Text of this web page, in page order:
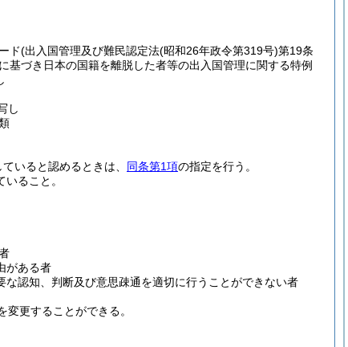
ド(出入国管理及び難民認定法(昭和26年政令第319号)第19条
基づき日本の国籍を離脱した者等の出入国管理に関する特例
し
いると認めるときは、 同条第1項の指定を行う。
ること。
がある者
認知、判断及び意思疎通を適切に行うことができない者
更することができる。